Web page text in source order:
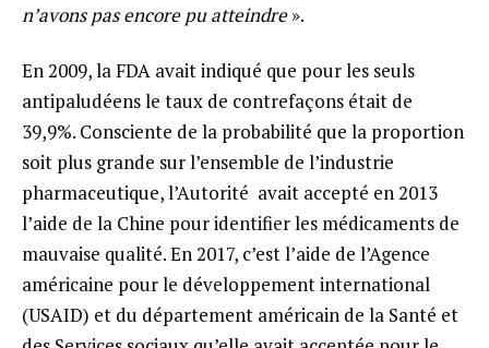
n’avons pas encore pu atteindre».
En 2009, la FDA avait indiqué que pour les seuls
antipaludéens le taux de contrefaçons était de
39,9%. Consciente de la probabilité que la proportion
soit plus grande sur l’ensemble de l’industrie
pharmaceutique, l’Autorité avait accepté en 2013
l’aide de la Chine pour identifier les médicaments de
mauvaise qualité. En 2017, c’est l’aide de l’Agence
américaine pour le développement international
(USAID) et du département américain de la Santé et